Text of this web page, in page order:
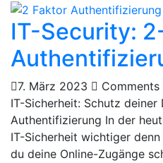
IT-Security:
7. März 2023
IT-Sicherheit: Schutz
Authentifizierung In der
IT-Sicherheit wichtiger
du deine Online-Zugänge